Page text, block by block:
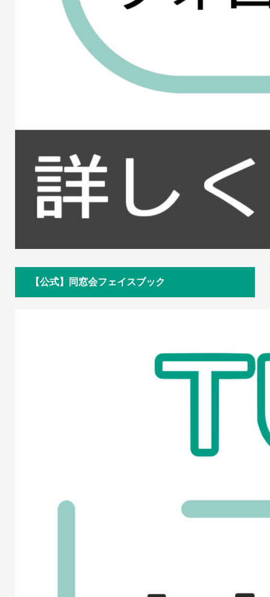
【公式】同窓会フェイスブック